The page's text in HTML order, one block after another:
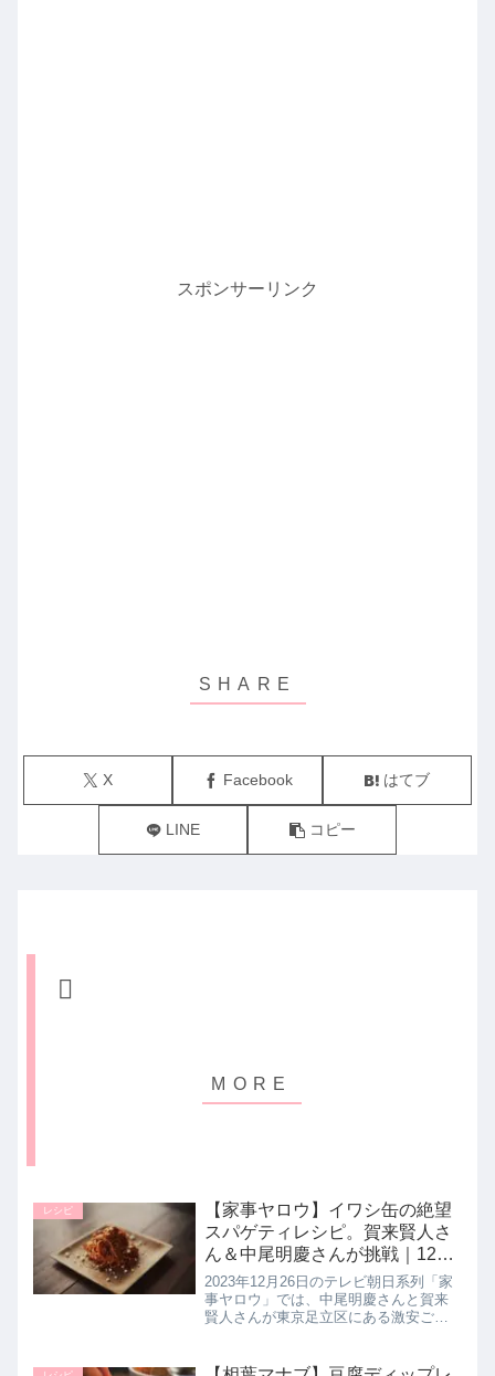
スポンサーリンク
X Facebook はてブ
LINE コピー
レシピ
【家事ヤロウ】イワシ缶の絶望
スパゲティレシピ。賀来賢人さ
ん＆中尾明慶さんが挑戦｜12月
26日
2023年12月26日のテレビ朝日系列「家
事ヤロウ」では、中尾明慶さんと賀来
賢人さんが東京足立区にある激安ご当
を使って作り上げた話題のパスタ【い